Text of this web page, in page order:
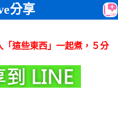
分享
這些東西」一起煮，５分